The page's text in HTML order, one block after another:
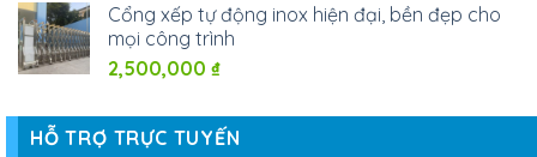
Cổng xếp tự động inox hiện đại, bền đẹp cho
mọi công trình
2,500,000 ₫
HỖ TRỢ TRỰC TUYẾN